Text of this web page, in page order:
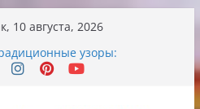
10 августа, 2026
узоры:
происхождение